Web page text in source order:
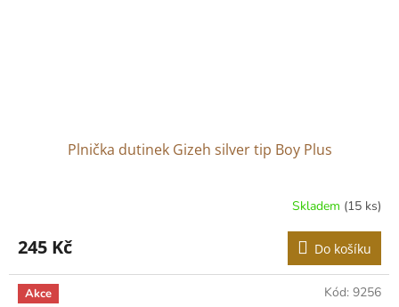
Plnička dutinek Gizeh silver tip Boy Plus
Skladem (15 ks)
245 Kč Do košíku
Akce
Kód: 9256